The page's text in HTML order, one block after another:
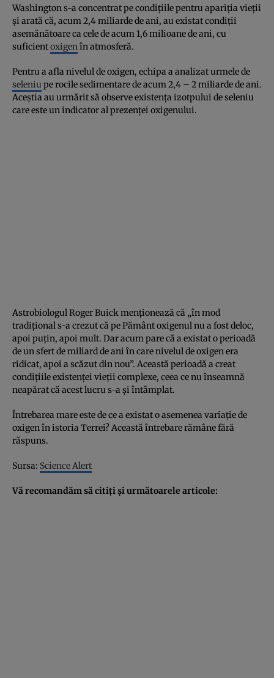
Washington s-a concentrat pe condiţiile pentru apariţia vieţii
şi arată că, acum 2,4 miliarde de ani, au existat condiţii
asemănătoare ca cele de acum 1,6 milioane de ani, cu
suficientoxigenîn atmosferă.
Pentru a afla nivelul de oxigen, echipa a analizat urmele de
seleniu pe rocile sedimentare de acum 2,4 – 2 miliarde de ani.
Aceştia au urmărit să observe existenţa izotpului de seleniu
care este un indicator al prezenţei oxigenului.
Astrobiologul Roger Buick menţionează că „în mod
tradiţional s-a crezut că pe Pământ oxigenul nu a fost deloc,
apoi puţin, apoi mult. Dar acum pare că a existat o perioadă
de un sfert de miliard de ani în care nivelul de oxigen era
ridicat, apoi a scăzut din nou”. Această perioadă a creat
condiţiile existenţei vieţii complexe, ceea ce nu înseamnă
neapărat că acest lucru s-a şi întâmplat.
Întrebarea mare este de ce a existat o asemenea variaţie de
oxigen în istoria Terrei? Această întrebare rămâne fără
răspuns.
Sursa: Science Alert
Vă recomandăm să citiţi şi următoarele articole: